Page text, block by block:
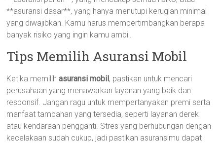
**asuransi dasar**, yang hanya menutupi kerugian minimal
yang diwajibkan. Kamu harus mempertimbangkan berapa
banyak risiko yang ingin kamu ambil.
Tips Memilih Asuransi Mobil
Ketika memilihasuransi mobil, pastikan untuk mencari
perusahaan yang menawarkan layanan yang baik dan
responsif. Jangan ragu untuk mempertanyakan premi serta
manfaat tambahan yang tersedia, seperti layanan derek
atau kendaraan pengganti. Stres yang berhubungan dengan
kecelakaan sudah cukup, jadi pastikan asuransimu dapat